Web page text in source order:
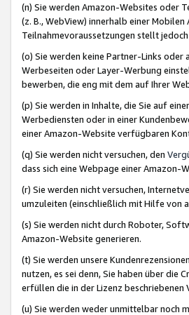
(n) Sie werden Amazon-Websites oder
(z. B., WebView) innerhalb einer
Teilnahmevoraussetzungen stellt
(o) Sie werden keine Partner-Links
Werbeseiten oder Layer-Werbung
bewerben, die eng mit dem auf Ihrer
(p) Sie werden in Inhalte, die Sie auf
Werbediensten oder in einer
einer Amazon-Website verfügbaren
(q) Sie werden nicht versuchen, den
dass sich eine Webpage einer Amazon-
(r) Sie werden nicht versuchen,
umzuleiten (einschließlich mit Hilfe von
(s) Sie werden nicht durch Roboter,
Amazon-Website generieren.
(t) Sie werden unsere
nutzen, es sei denn, Sie haben über die
erfüllen die in der Lizenz beschriebenen
(u) Sie werden weder unmittelbar noch